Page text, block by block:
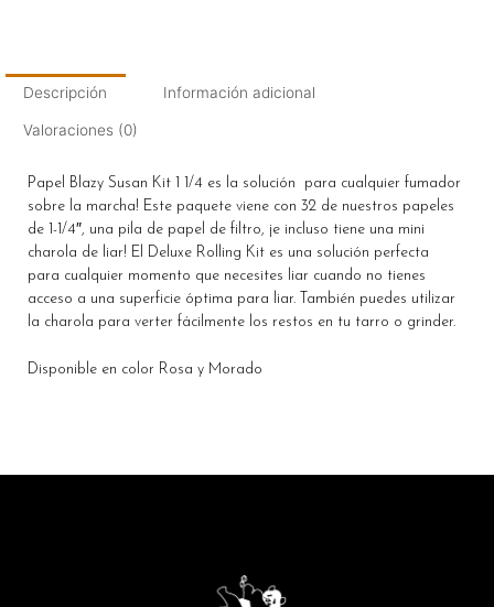
Descripción Información adicional
Valoraciones (0)
Papel Blazy Susan Kit 1 1/4 es la solución para cualquier fumador
sobre la marcha! Este paquete viene con 32 de nuestros papeles
de 1-1/4″, una pila de papel de filtro, ¡e incluso tiene una mini
charola de liar! El Deluxe Rolling Kit es una solución perfecta
para cualquier momento que necesites liar cuando no tienes
acceso a una superficie óptima para liar. También puedes utilizar
la charola para verter fácilmente los restos en tu tarro o grinder.
Disponible en color Rosa y Morado